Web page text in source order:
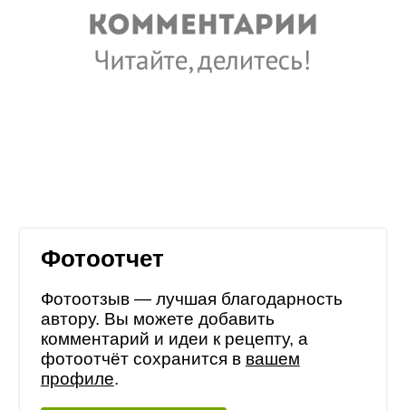
Фотоотчет
Фотоотзыв — лучшая благодарность
автору. Вы можете добавить
комментарий и идеи к рецепту, а
фотоотчёт сохранится в вашем
профиле.